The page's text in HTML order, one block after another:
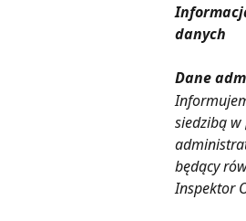
danych
Dane
siedzibą
będący
Inspektor